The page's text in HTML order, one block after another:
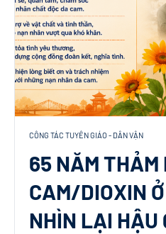
CÔNG TÁC TUYÊN GIÁO - DÂN VẬN
65 NĂM THẢM
CAM/DIOXIN
NHÌN LẠI HẬU